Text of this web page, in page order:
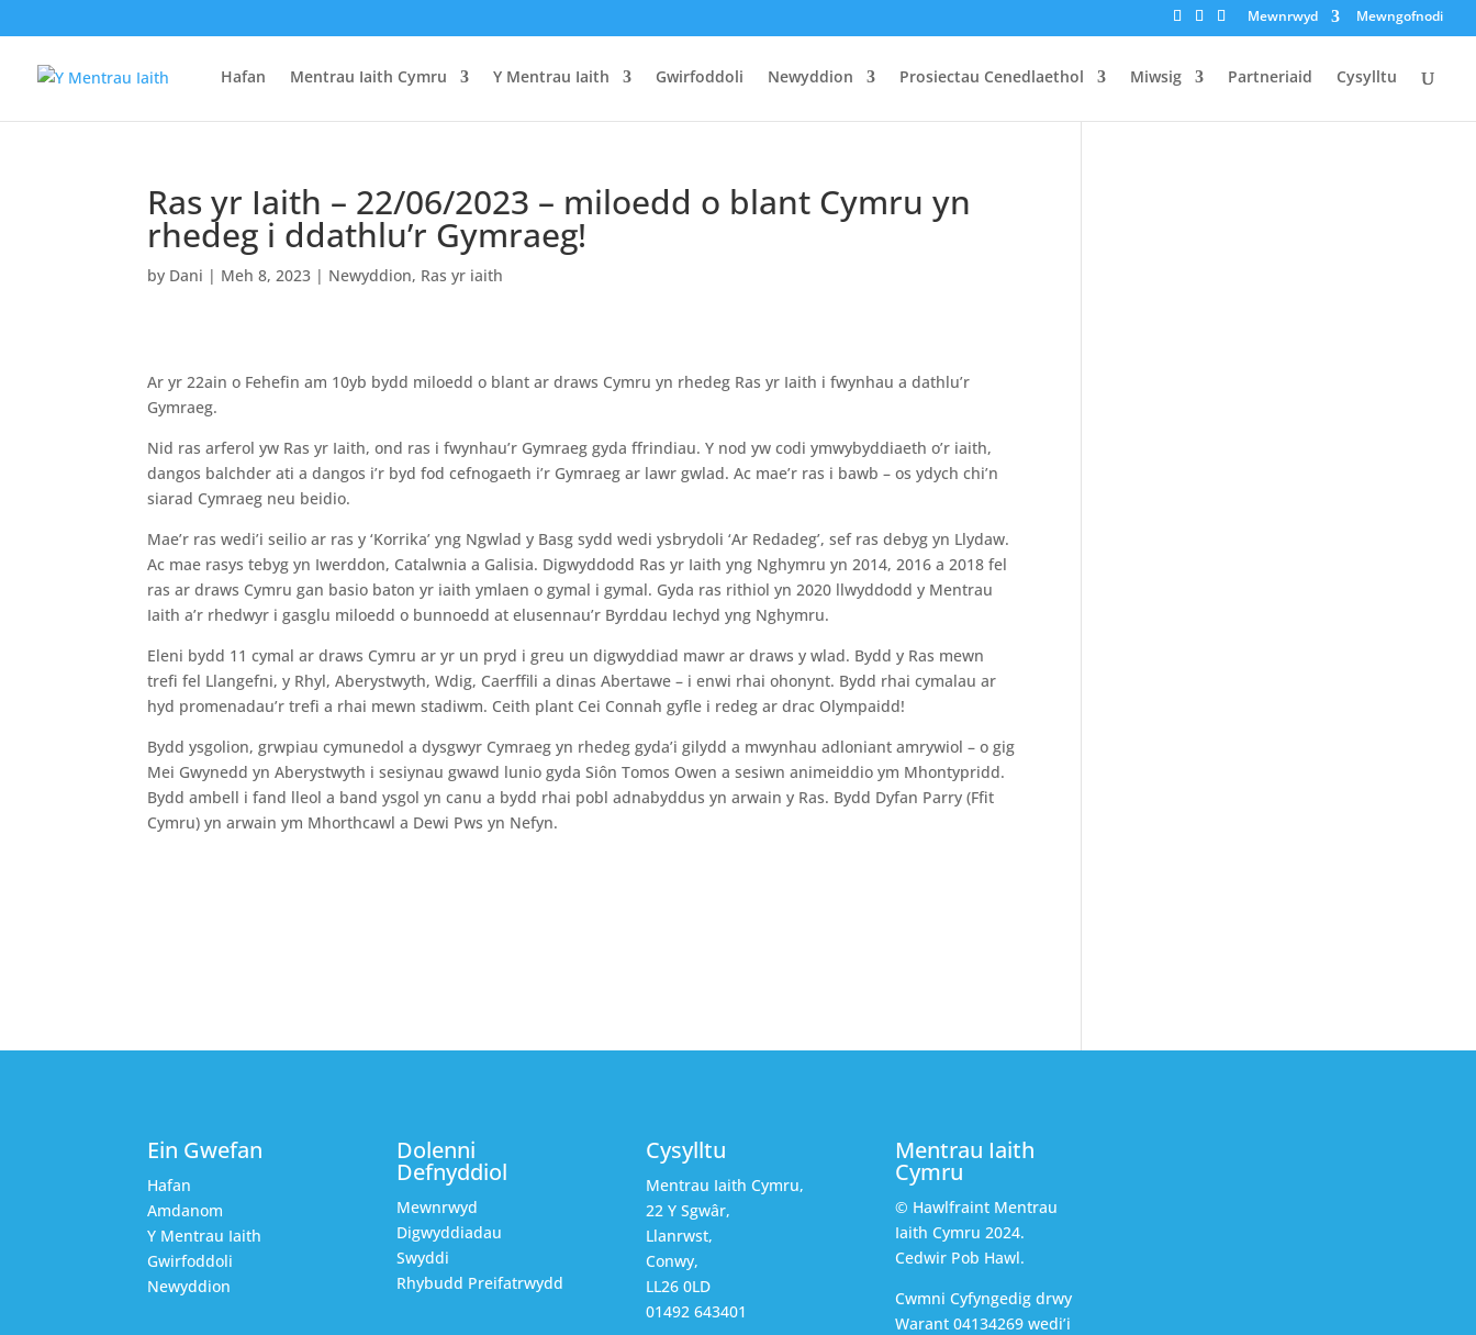
Mewnrwyd Mewngofnodi
Hafan Mentrau Iaith Cymru Y Mentrau Iaith Gwirfoddoli Newyddion Prosiectau Cenedlaethol Miwsig Partneriaid Cysylltu
Ras yr Iaith – 22/06/2023 – miloedd o blant Cymru yn
rhedeg i ddathlu’r Gymraeg!
by Dani | Meh 8, 2023 | Newyddion, Ras yr iaith
Ar yr 22ain o Fehefin am 10yb bydd miloedd o blant ar draws Cymru yn rhedeg Ras yr Iaith i fwynhau a dathlu’r
Gymraeg.
Nid ras arferol yw Ras yr Iaith, ond ras i fwynhau’r Gymraeg gyda ffrindiau. Y nod yw codi ymwybyddiaeth o’r iaith,
dangos balchder ati a dangos i’r byd fod cefnogaeth i’r Gymraeg ar lawr gwlad. Ac mae’r ras i bawb – os ydych chi’n
siarad Cymraeg neu beidio.
Mae’r ras wedi’i seilio ar ras y ‘Korrika’ yng Ngwlad y Basg sydd wedi ysbrydoli ‘Ar Redadeg’, sef ras debyg yn Llydaw.
Ac mae rasys tebyg yn Iwerddon, Catalwnia a Galisia. Digwyddodd Ras yr Iaith yng Nghymru yn 2014, 2016 a 2018 fel
ras ar draws Cymru gan basio baton yr iaith ymlaen o gymal i gymal. Gyda ras rithiol yn 2020 llwyddodd y Mentrau
Iaith a’r rhedwyr i gasglu miloedd o bunnoedd at elusennau’r Byrddau Iechyd yng Nghymru.
Eleni bydd 11 cymal ar draws Cymru ar yr un pryd i greu un digwyddiad mawr ar draws y wlad. Bydd y Ras mewn
trefi fel Llangefni, y Rhyl, Aberystwyth, Wdig, Caerffili a dinas Abertawe – i enwi rhai ohonynt. Bydd rhai cymalau ar
hyd promenadau’r trefi a rhai mewn stadiwm. Ceith plant Cei Connah gyfle i redeg ar drac Olympaidd!
Bydd ysgolion, grwpiau cymunedol a dysgwyr Cymraeg yn rhedeg gyda’i gilydd a mwynhau adloniant amrywiol – o gig
Mei Gwynedd yn Aberystwyth i sesiynau gwawd lunio gyda Siôn Tomos Owen a sesiwn animeiddio ym Mhontypridd.
Bydd ambell i fand lleol a band ysgol yn canu a bydd rhai pobl adnabyddus yn arwain y Ras. Bydd Dyfan Parry (Ffit
Cymru) yn arwain ym Mhorthcawl a Dewi Pws yn Nefyn.
Ein Gwefan
Hafan
Amdanom
Y Mentrau Iaith
Gwirfoddoli
Newyddion
Dolenni
Defnyddiol
Mewnrwyd
Digwyddiadau
Swyddi
Rhybudd Preifatrwydd
Cysylltu
Mentrau Iaith Cymru,
22 Y Sgwâr,
Llanrwst,
Conwy,
LL26 0LD
01492 643401
Mentrau Iaith
Cymru
© Hawlfraint Mentrau
Iaith Cymru 2024.
Cedwir Pob Hawl.
Cwmni Cyfyngedig drwy
Warant 04134269 wedi’i